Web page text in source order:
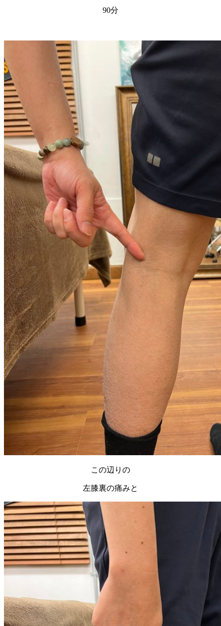
90分
この辺りの
左膝裏の痛みと